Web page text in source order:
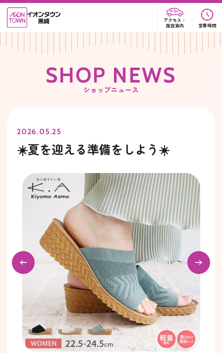
アクセス・
施設案内
営業時間
SHOP NEWS
ショップニュース
2026.05.25
☀️夏を迎える準備をしよう☀️